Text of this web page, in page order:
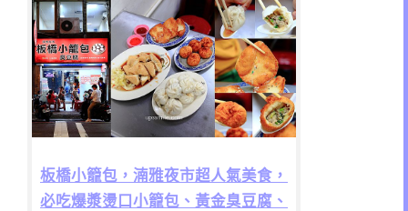
板橋小籠包，湳雅夜市超人氣美食，
必吃爆漿燙口小籠包、黃金臭豆腐、